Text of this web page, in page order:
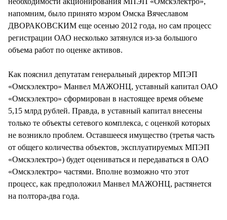
напомним, было принято мэром Омска Вячеславом
ДВОРАКОВСКИМ еще осенью 2012 года, но сам процесс
регистрации ОАО несколько затянулся из-за большого
объема работ по оценке активов.
Как пояснил депутатам генеральный директор МПЭП
«Омскэлектро» Манвел МАЖОНЦ, уставный капитал ОАО
«Омскэлектро» сформирован в настоящее время объеме
5,15 млрд рублей. Правда, в уставный капитал внесены
только те объекты сетевого комплекса, с оценкой которых
не возникло проблем. Оставшееся имущество (третья часть
от общего количества объектов, эксплуатируемых МПЭП
«Омскэлектро») будет оцениваться и передаваться в ОАО
«Омскэлектро» частями. Вполне возможно что этот
процесс, как предположил Манвел МАЖОНЦ, растянется
на полтора-два года.